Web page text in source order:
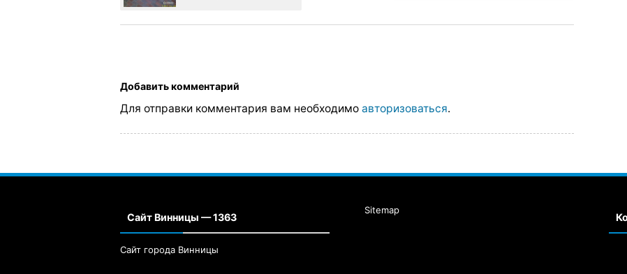
Добавить комментарий
Для отправки комментария вам необходимо авторизоваться.
Сайт Винницы — 1363
Сайт города Винницы
Sitemap